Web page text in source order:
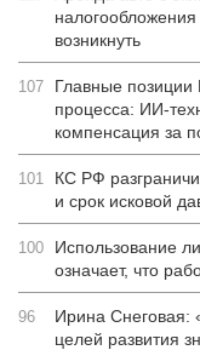
возникнуть
107
Главные
процесса: ИИ-
компенсация за
101
КС РФ
и срок исковой
100
Использование
означает, что
96
Ирина Снеговая:
целей развития